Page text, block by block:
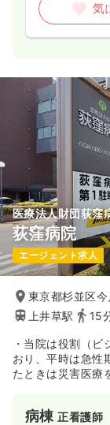
気
医療法人財団荻窪
荻窪病院
エージェント求人
東京都杉並区
上井草駅
15
・当院は役割（
おり、平時は急性
たときは災害医療
病棟正看護師